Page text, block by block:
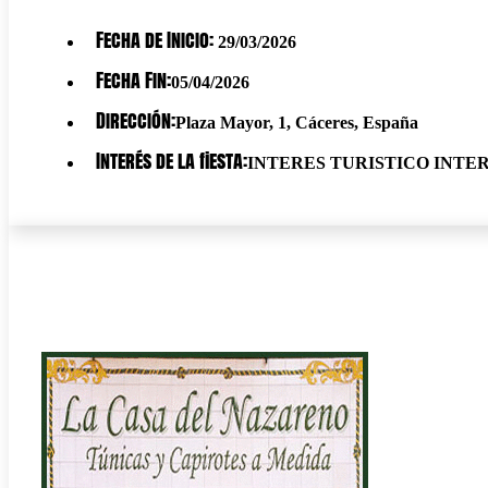
Fecha de Inicio: 29/03/2026
Fecha Fin:05/04/2026
Dirección:Plaza Mayor, 1, Cáceres, España
Interés de la fiesta:INTERES TURISTICO